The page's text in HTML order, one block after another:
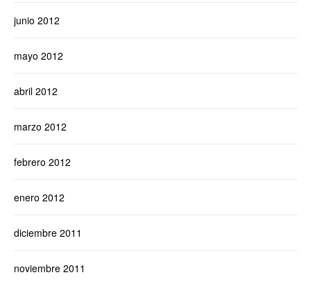
junio 2012
mayo 2012
abril 2012
marzo 2012
febrero 2012
enero 2012
diciembre 2011
noviembre 2011